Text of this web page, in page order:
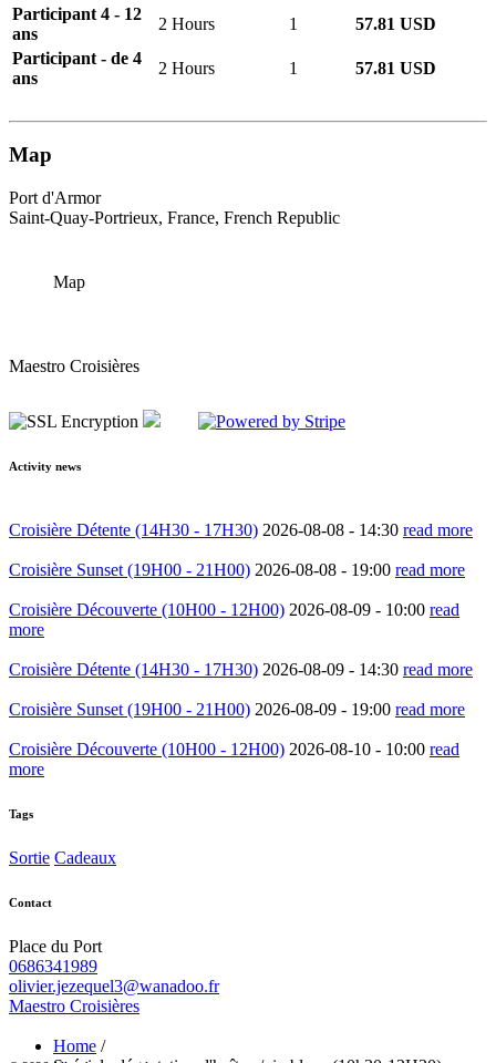
Home /
Participant 4 - 12
ans
2 Hours 1
57.81 USD
Participant - de 4
ans
2 Hours 1 57.81 USD
Map
Port d'Armor
Saint-Quay-Portrieux, France, French Republic
Map
Maestro Croisières
Activity news
Croisière Détente (14H30 - 17H30) 2026-08-08 - 14:30 read more
Croisière Sunset (19H00 - 21H00) 2026-08-08 - 19:00 read more
Croisière Découverte (10H00 - 12H00) 2026-08-09 - 10:00 read
more
Croisière Détente (14H30 - 17H30) 2026-08-09 - 14:30 read more
Croisière Sunset (19H00 - 21H00) 2026-08-09 - 19:00 read more
Croisière Découverte (10H00 - 12H00) 2026-08-10 - 10:00 read
more
Tags
Sortie Cadeaux
Contact
Place du Port
0686341989
olivier.jezequel3@wanadoo.fr
Maestro Croisières